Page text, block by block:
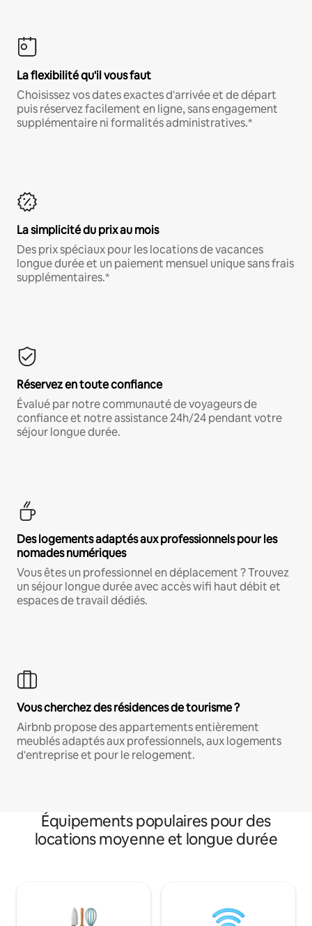
La flexibilité qu'il vous faut
Choisissez vos dates exactes d'arrivée et de départ
puis réservez facilement en ligne, sans engagement
supplémentaire ni formalités administratives.*
La simplicité du prix au mois
Des prix spéciaux pour les locations de vacances
longue durée et un paiement mensuel unique sans frais
supplémentaires.*
Réservez en toute confiance
Évalué par notre communauté de voyageurs de
confiance et notre assistance 24h/24 pendant votre
séjour longue durée.
Des logements adaptés aux professionnels pour les
nomades numériques
Vous êtes un professionnel en déplacement ? Trouvez
un séjour longue durée avec accès wifi haut débit et
espaces de travail dédiés.
Vous cherchez des résidences de tourisme ?
Airbnb propose des appartements entièrement
meublés adaptés aux professionnels, aux logements
d'entreprise et pour le relogement.
Équipements populaires pour des
locations moyenne et longue durée